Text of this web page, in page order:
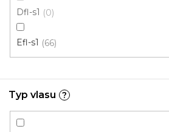
Dfl-s1 0
Efl-s1 66
Typ vlasu ?
Koberec metráž RAMBO /tex 80